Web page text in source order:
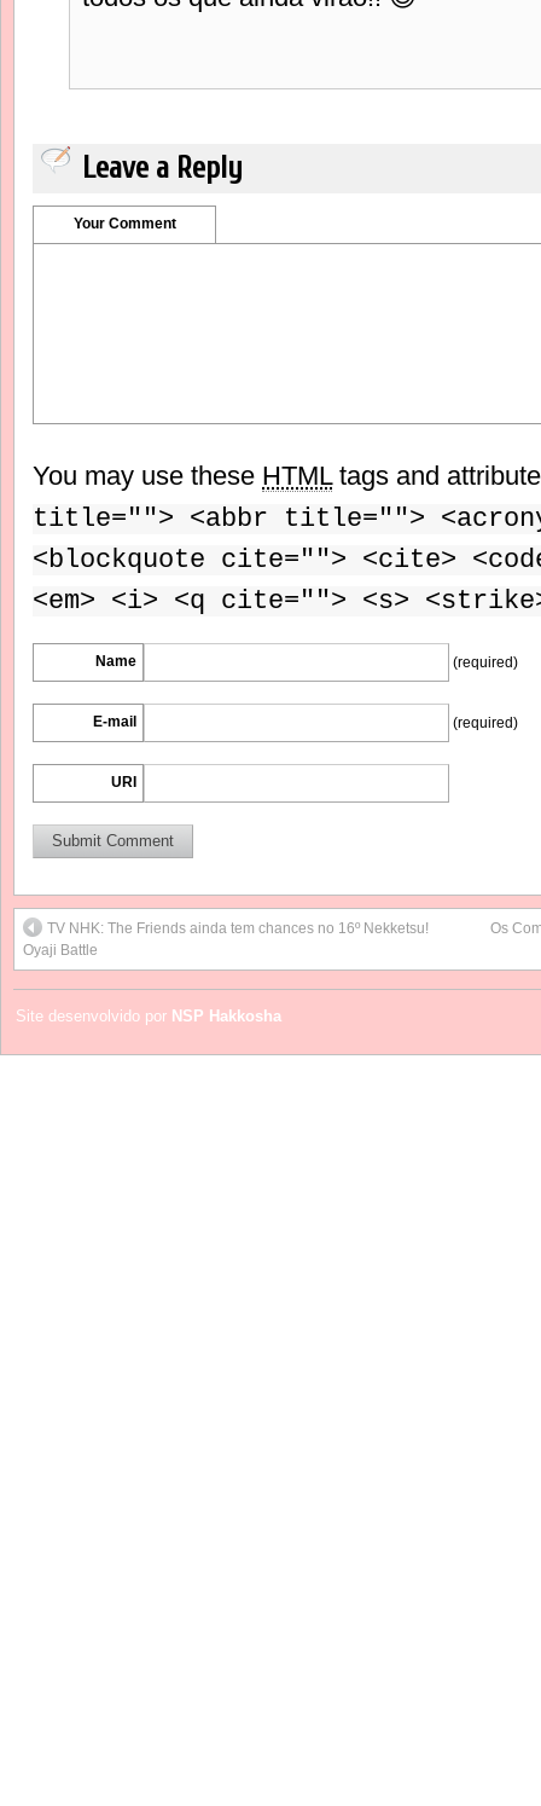
Leave a Reply
Your Comment
You may use these HTMLtags and
title=""> <abbr title="">
<blockquote cite=""> <cite>
<em> <i> <q cite=""> <s>
Name (required)
E-mail (required)
URI
TV NHK: The Friends ainda tem chances no 16º Nekketsu!
Oyaji Battle
Os
Site desenvolvido por NSP Hakkosha